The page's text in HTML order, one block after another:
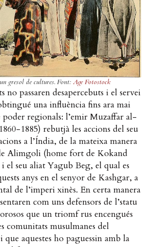
gresol de cultures. Font: Age Fotostock
no passaren desapercebuts i el servei
una influència fins ara mai
poder regionals: l’emir Muzaffar al-
1885) rebutjà les accions del seu
a l’Índia, de la mateixa manera
Alimgoli (home fort de Kokand
el seu aliat Yagub Beg, el qual es
anys en el senyor de Kashgar, a
de l’imperi xinès. En certa manera
com uns defensors de l’statu
que un triomf rus encengués
comunitats musulmanes del
aquestes ho paguessin amb la